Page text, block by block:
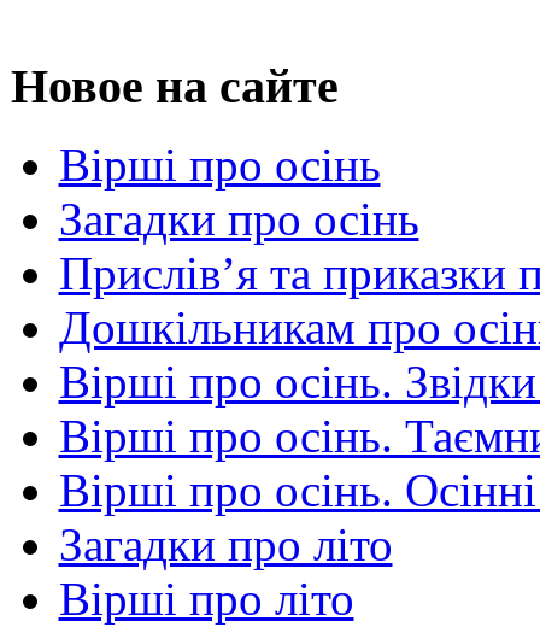
Новое на сайте
Вірші про осінь
Загадки про осінь
Прислів’я та приказки
Дошкільникам про
Вірші про осінь.
Вірші про осінь.
Вірші про осінь.
Загадки про літо
Вірші про літо